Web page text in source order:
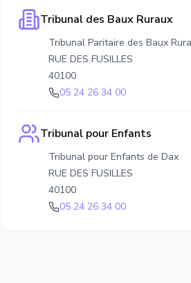
Tribunal des Baux Ruraux
Tribunal Paritaire des Baux
RUE DES FUSILLES
40100
05 24 26 34 00
Tribunal pour Enfants
Tribunal pour Enfants de Dax
RUE DES FUSILLES
40100
05 24 26 34 00